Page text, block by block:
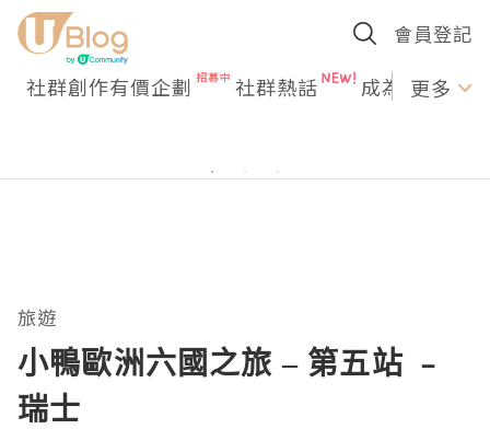
會員登記
社群創作有價企劃 社群熱話 成為U更多
旅遊
小鴨歐洲六國之旅 – 第五站 ﹣
瑞士